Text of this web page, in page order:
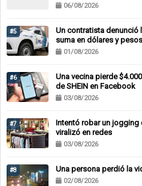
06/08/2026
#5
Un contratista denunció
suma en dólares y
01/08/2026
#6
Una vecina pierde
de SHEIN en Facebook
03/08/2026
#7
Intentó robar un jogging
viralizó en redes
03/08/2026
#8 Una persona perdió la
02/08/2026